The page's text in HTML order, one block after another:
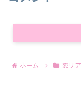
ホーム 恋リア